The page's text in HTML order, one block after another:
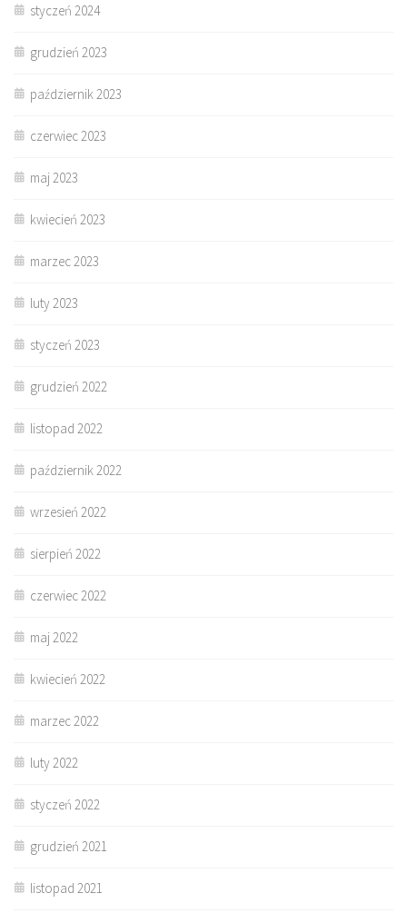
styczeń 2024
grudzień 2023
październik 2023
czerwiec 2023
maj 2023
kwiecień 2023
marzec 2023
luty 2023
styczeń 2023
grudzień 2022
listopad 2022
październik 2022
wrzesień 2022
sierpień 2022
czerwiec 2022
maj 2022
kwiecień 2022
marzec 2022
luty 2022
styczeń 2022
grudzień 2021
listopad 2021